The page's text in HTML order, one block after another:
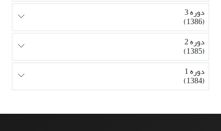
دوره 3
(1386)
دوره 2
(1385)
دوره 1
(1384)